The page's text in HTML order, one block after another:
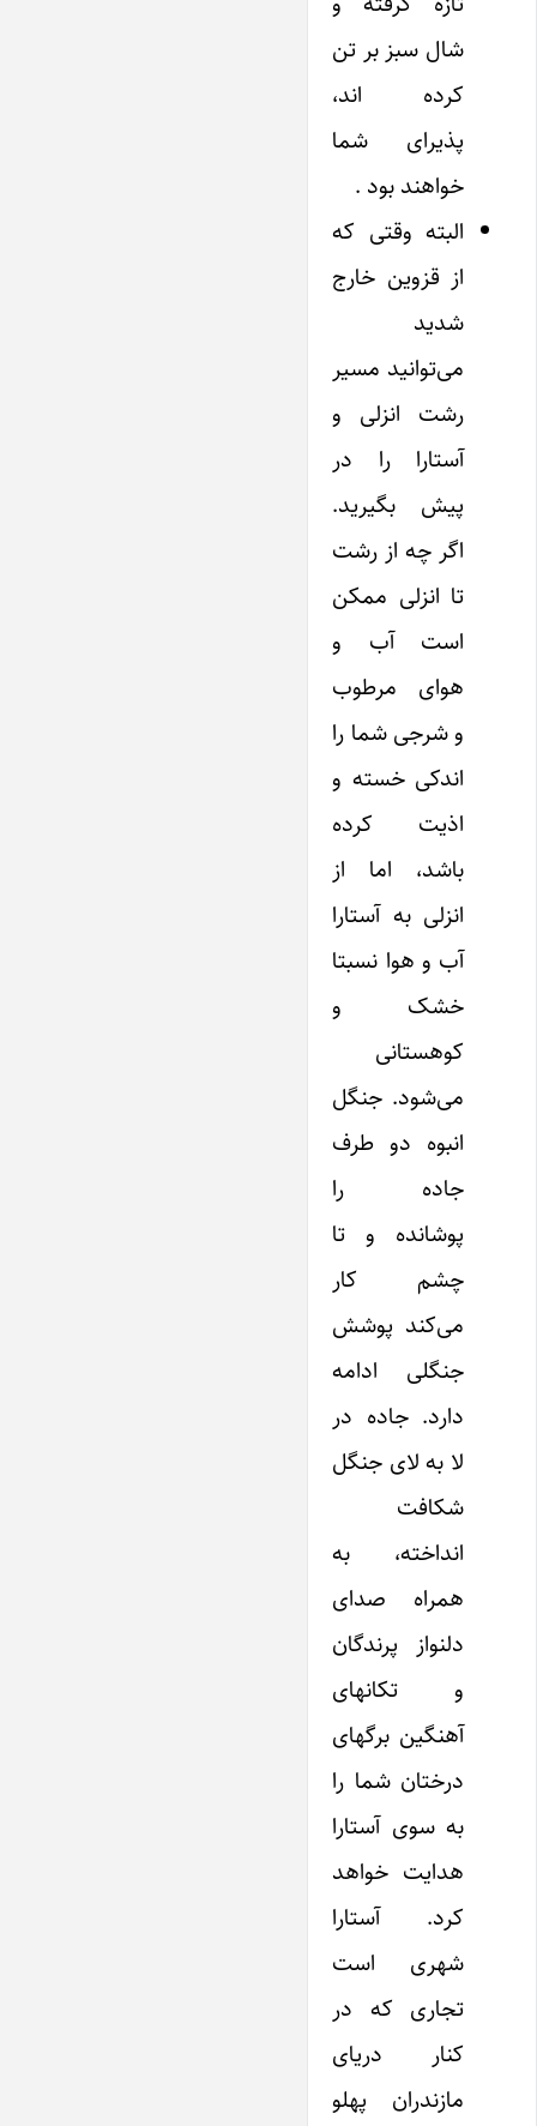
شال سبز بر تن
کرده اند،
پذیرای شما
خواهند بود .
البته وقتی که
از قزوین خارج
شدید
می‌توانید مسیر
رشت انزلی و
آستارا را در
پیش بگیرید.
اگر چه از رشت
تا انزلی ممکن
است آب و
هوای مرطوب
و شرجی شما را
اندکی خسته و
اذیت کرده
باشد، اما از
انزلی به آستارا
آب و هوا نسبتا
خشک و
کوهستانی
می‌شود. جنگل
انبوه دو طرف
جاده را
پوشانده و تا
چشم کار
می‌کند پوشش
جنگلی ادامه
دارد. جاده در
لا به لای جنگل
شکافت
انداخته، به
همراه صدای
دلنواز پرندگان
و تکانهای
آهنگین برگهای
درختان شما را
به سوی آستارا
هدایت خواهد
کرد. آستارا
شهری است
تجاری که در
کنار دریای
مازندران پهلو